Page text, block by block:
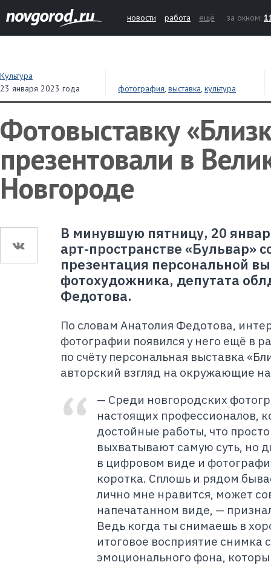
новости работа ещё за окном:
Культура
23 января 2023 года
фотография, выставка, культура
Фотовыставку
презентовали в
Новгороде
В минувшую пятницу, 20
арт-пространстве «Бульвар»
презентация персональной
фотохудожника, депутата
Федотова.
По словам Анатолия Федотова,
фотографии появился у него ещё в
по счёту персональная выставка
авторский взгляд на окружающие
— Среди новгородских
настоящих профессионалов,
достойные работы, что
выхватывают самую суть, но
в цифровом виде и
коротка. Сплошь и рядом
лично мне нравится, может
напечатанном виде, —
Ведь когда ты снимаешь в
итоговое восприятие снимка
эмоционального фона,